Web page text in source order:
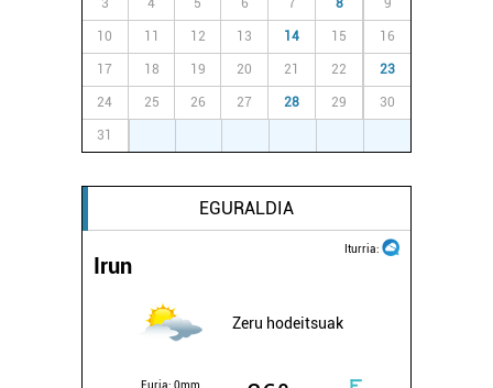
3 4 5 6 7 8 9
10 11 12 13 14 15 16
17 18 19 20 21 22 23
24 25 26 27 28 29 30
31
EGURALDIA
Iturria:
Irun
Zeru hodeitsuak
Euria: 0mm